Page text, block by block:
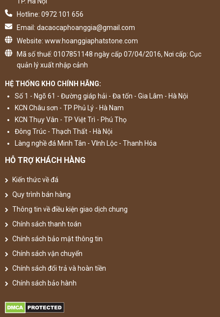
Hotline: 0972 101 656
Email: dacaocaphoanggia@gmail.com
Website: www.hoanggiaphatstone.com
Mã số thuế: 0107851148 ngày cấp 07/04/2016, Nơi cấp: Cục
quản lý xuất nhập cảnh
HỆ THỐNG KHO CHÍNH HÃNG:
Số 1 - Ngõ 61 - Đường giáp hải - Đa tốn - Gia Lâm - Hà Nội
KCN Châu sơn - TP Phủ Lý - Hà Nam
KCN Thụy Vân - TP Việt Trì - Phú Thọ
Đông Trúc - Thạch Thất - Hà Nội
Làng nghề đá Minh Tân - Vĩnh Lộc - Thanh Hóa
HỖ TRỢ KHÁCH HÀNG
Kiến thức về đá
Quy trình bán hàng
Thông tin về điều kiện giao dịch chung
Chính sách thanh toán
Chính sách bảo mật thông tin
Chính sách vận chuyển
Chính sách đổi trả và hoàn tiền
Chính sách bảo hành